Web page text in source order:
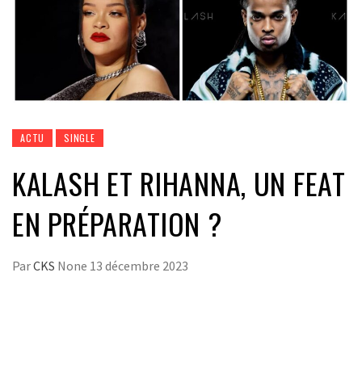
ACTU SINGLE
KALASH ET RIHANNA, UN FEAT
EN PRÉPARATION ?
ParCKS None 13 décembre 2023